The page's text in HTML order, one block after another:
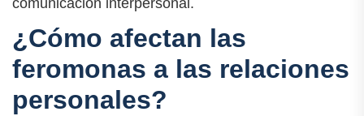
comunicación interpersonal.
¿Cómo afectan las
feromonas a las relaciones
personales?